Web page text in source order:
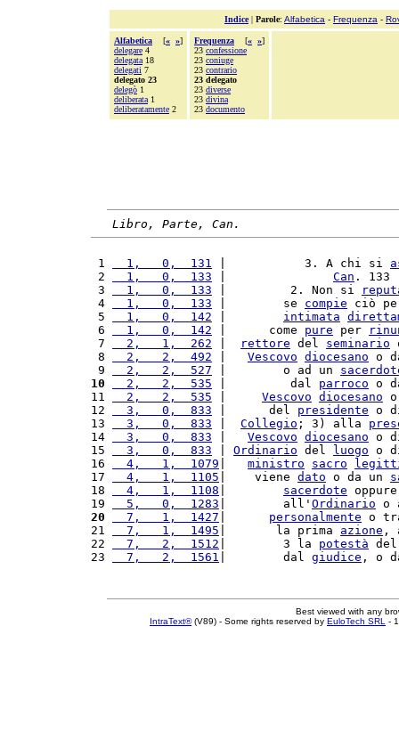
Indice| Parole: Alfabetica - Frequenza -
Alfabetica [« »]
delegare 4
delegata 18
delegati 7
delegato 23
delegò 1
deliberata 1
deliberatamente 2
Frequenza [« »]
23 confessione
23 coniuge
23 contrario
23 delegato
23 diverse
23 divina
23 documento
Libro, Parte, Can.
1
  1,   0,  131
|           3. A chi si
2
  1,   0,  133
Can .
3
  1,   0,  133
|         2. Non si
4
  1,   0,  133
|        se compie ciò
5
  1,   0,  142
intimata
6
  1,   0,  142
|      come pure per
7
  2,   1,  262
rettore del seminario
8
  2,   2,  492
Vescovo diocesano o
9
  2,   2,  527
|        o ad un
10
  2,   2,  535
|         dal parroco o
11
  2,   2,  535
Vescovo diocesano
12
  3,   0,  833
|      del presidente o
13
  3,   0,  833
Collegio ; 3) alla
14
  3,   0,  833
Vescovo diocesano o
15
  3,   0,  833
Ordinario del luogo o
16
  4,   1,  1079
ministro sacro
17
  4,   1,  1105
|    viene dato o da un
18
  4,   1,  1108
sacerdote
19
  5,   0,  1283
|        all' Ordinario o
20
  7,   1,  1427
personalmente o
21
  7,   1,  1495
|       la prima azione ,
22
  7,   2,  1512
|        3 la potestà
23
  7,   2,  1561
|        dal giudice , o
Best viewed with any
IntraText®(V89) - Some rights reserved by EuloTech SRL -